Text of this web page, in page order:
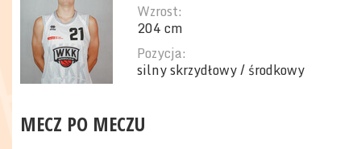
Wzrost:
204 cm
Pozycja:
silny skrzydłowy / środkowy
MECZ PO MECZU